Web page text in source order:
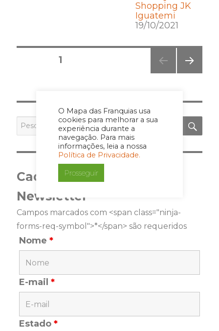
O Mapa das Franquias usa
cookies para melhorar a sua
experiência durante a
navegação. Para mais
informações, leia a nossa
Política de Privacidade.
Prosseguir
Shopping JK
Iguatemi
19/10/2021
Posts
PÁGINA1
NA
por:
Cadastre-se para a
Newsletter
Campos marcados com <span class="ninja-
forms-req-symbol">*</span> são requeridos
Nome*
E-mail*
Estado*